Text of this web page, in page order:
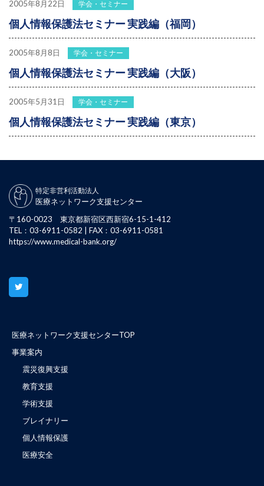
2005年8月22日 学会・セミナー
個人情報保護法セミナー 実践編（福岡）
2005年8月8日 学会・セミナー
個人情報保護法セミナー 実践編（大阪）
2005年5月31日 学会・セミナー
個人情報保護法セミナー 実践編（東京）
特定非営利活動法人
医療ネットワーク支援センター
〒160-0023 東京都新宿区西新宿6-15-1-412
TEL：03-6911-0582 | FAX：03-6911-0581
https://www.medical-bank.org/
医療ネットワーク支援センターTOP
事業案内
震災復興支援
教育支援
学術支援
ブレイナリー
個人情報保護
医療安全